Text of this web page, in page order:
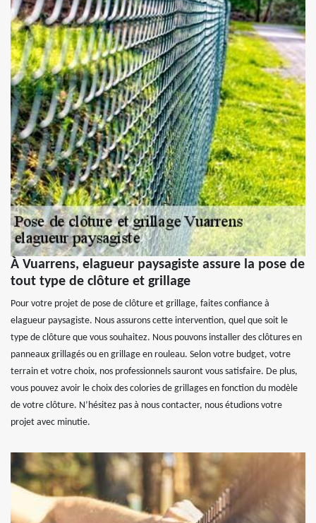
À Vuarrens, elagueur paysagiste assure la pose de
tout type de clôture et grillage
Pour votre projet de pose de clôture et grillage, faites confiance à
elagueur paysagiste. Nous assurons cette intervention, quel que soit le
type de clôture que vous souhaitez. Nous pouvons installer des clôtures en
panneaux grillagés ou en grillage en rouleau. Selon votre budget, votre
terrain et votre choix, nos professionnels sauront vous satisfaire. De plus,
vous pouvez avoir le choix des colories de grillages en fonction du modèle
de votre clôture. N’hésitez pas à nous contacter, nous étudions votre
projet avec minutie.